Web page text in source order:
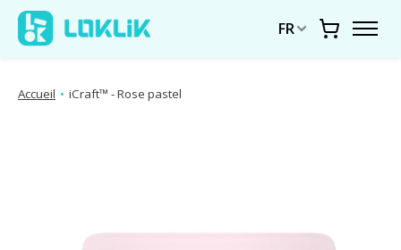
FR Chariot
Accueil • iCraft™ - Rose pastel